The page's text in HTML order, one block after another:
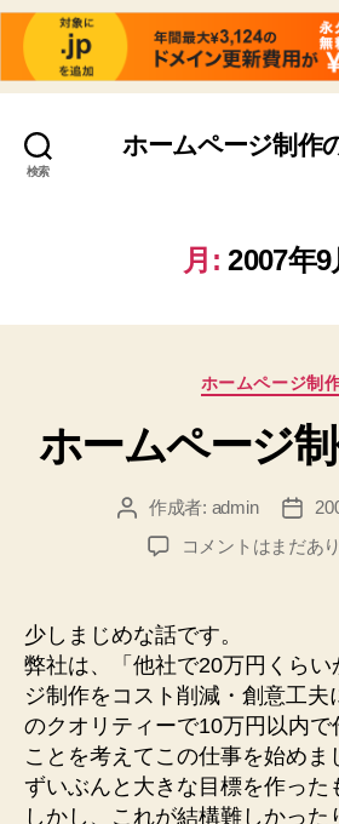
検索
ホームページ制作
月: 2007年9
カ
ゴ
リ
ホームページ制
ホームページ
投 作成者: admin
投
稿
日
ホ
ペ
ー
ジ
制
作
の
価
格
コメントはまだあ
少しまじめな話です。
弊社は、「他社で20万円くらい
ジ制作をコスト削減・創意工夫
のクオリティーで10万円以内で
ことを考えてこの仕事を始めま
ずいぶんと大きな目標を作った
しかし、これが結構難しかった